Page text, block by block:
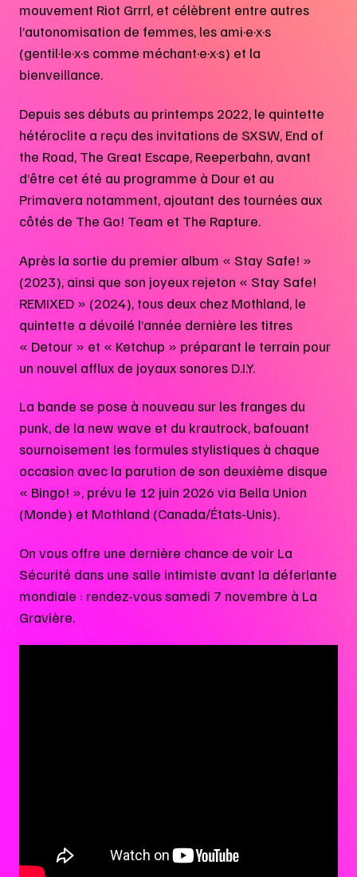
mouvement Riot Grrrl, et célèbrent entre autres
l’autonomisation de femmes, les ami·e·x·s
(gentil·le·x·s comme méchant·e·x·s) et la
bienveillance.
Depuis ses débuts au printemps 2022, le quintette
hétéroclite a reçu des invitations de SXSW, End of
the Road, The Great Escape, Reeperbahn, avant
d’être cet été au programme à Dour et au
Primavera notamment, ajoutant des tournées aux
côtés de The Go! Team et The Rapture.
Après la sortie du premier album « Stay Safe! »
(2023), ainsi que son joyeux rejeton « Stay Safe!
REMIXED » (2024), tous deux chez Mothland, le
quintette a dévoilé l’année dernière les titres
« Detour » et « Ketchup » préparant le terrain pour
un nouvel afflux de joyaux sonores D.I.Y.
La bande se pose à nouveau sur les franges du
punk, de la new wave et du krautrock, bafouant
sournoisement les formules stylistiques à chaque
occasion avec la parution de son deuxième disque
« Bingo! », prévu le 12 juin 2026 via Bella Union
(Monde) et Mothland (Canada/États-Unis).
On vous offre une dernière chance de voir La
Sécurité dans une salle intimiste avant la déferlante
mondiale : rendez-vous samedi 7 novembre à La
Gravière.